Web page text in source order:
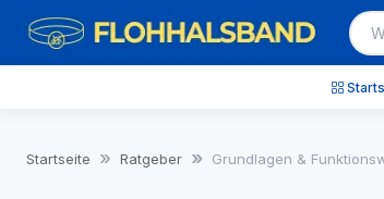
Startseite Ratgeber Grundlagen &